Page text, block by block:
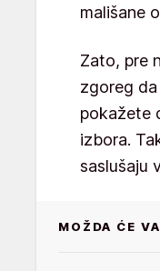
mališane
Zato, pre
zgoreg
pokažete
izbora.
saslušaju
MOŽDA ĆE